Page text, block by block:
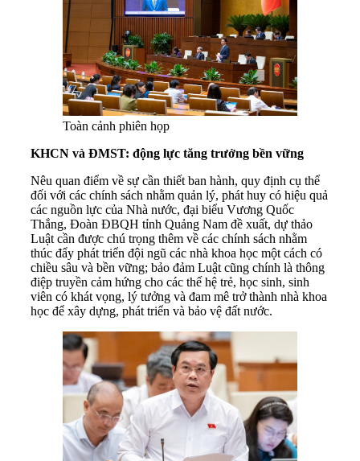
Toàn cảnh phiên họp
KHCN và ĐMST: động lực tăng trưởng bền vững
Nêu quan điểm về sự cần thiết ban hành, quy định cụ thể
đối với các chính sách nhằm quản lý, phát huy có hiệu quả
các nguồn lực của Nhà nước, đại biểu Vương Quốc
Thắng, Đoàn ĐBQH tỉnh Quảng Nam đề xuất, dự thảo
Luật cần được chú trọng thêm về các chính sách nhằm
thúc đẩy phát triển đội ngũ các nhà khoa học một cách có
chiều sâu và bền vững; bảo đảm Luật cũng chính là thông
điệp truyền cảm hứng cho các thế hệ trẻ, học sinh, sinh
viên có khát vọng, lý tưởng và đam mê trở thành nhà khoa
học để xây dựng, phát triển và bảo vệ đất nước.